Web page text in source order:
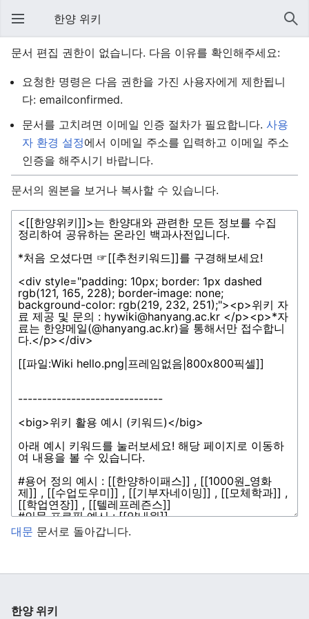
주 메뉴 열기
한양 위키
문서 편집 권한이 없습니다. 다음 이유를 확인해주세요:
요청한 명령은 다음 권한을 가진 사용자에게 제한됩니
다: emailconfirmed.
문서를 고치려면 이메일 인증 절차가 필요합니다. 사용
자 환경 설정에서 이메일 주소를 입력하고 이메일 주소
인증을 해주시기 바랍니다.
문서의 원본을 보거나 복사할 수 있습니다.
대문 문서로 돌아갑니다.
한양 위키